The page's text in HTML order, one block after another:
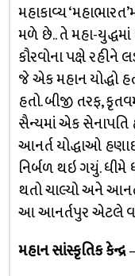
મહાકાવ્ય
મળે છે.. તે મહા-
કૌરવોના પક્ષે રહીને
જે એક મહાન યોદ્ધો
હતો. બીજી તરફ,
સૈન્યમાં એક સેનાપતિ
આનર્ત યોદ્ધાઓ
નિર્બળ થઇ ગયું. ધીમે
થતો ચાલ્યો અને
આ આનર્તપુર એટલે
મહાન સાંસ્કૃતિક કેન્દ્ર